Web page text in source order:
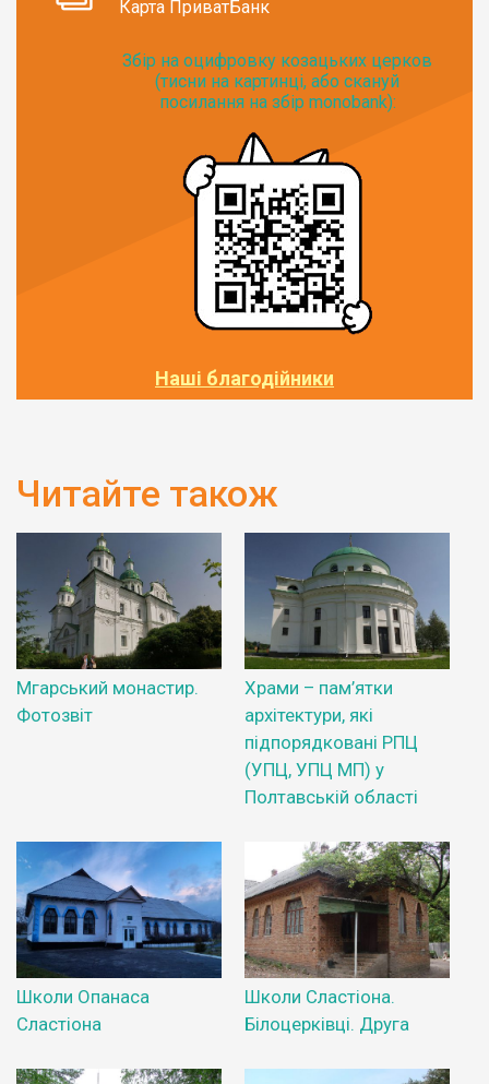
Карта ПриватБанк
Збір на оцифровку козацьких церков
(тисни на картинці, або скануй
посилання на збір monobank):
Наші благодійники
Читайте також
Мгарський монастир.
Фотозвіт
Храми – пам’ятки
архітектури, які
підпорядковані РПЦ
(УПЦ, УПЦ МП) у
Полтавській області
Школи Опанаса
Сластіона
Школи Сластіона.
Білоцерківці. Друга